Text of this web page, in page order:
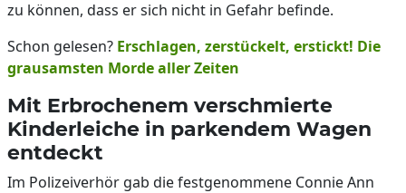
zu können, dass er sich nicht in Gefahr befinde.
Schon gelesen? Erschlagen, zerstückelt, erstickt! Die
grausamsten Morde aller Zeiten
Mit Erbrochenem verschmierte
Kinderleiche in parkendem Wagen
entdeckt
Im Polizeiverhör gab die festgenommene Connie Ann